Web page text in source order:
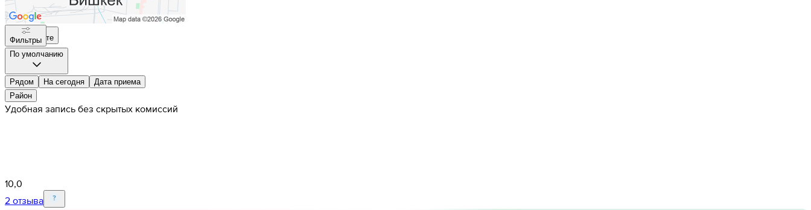
На карте
Фильтры
По умолчанию
Рядом На сегодня
Дата приема
Район
Удобная запись без скрытых комиссий
10,0
2 отзыва